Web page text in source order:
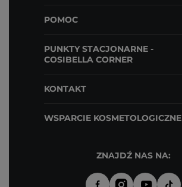
POMOC
PUNKTY STACJONARNE -
COSIBELLA CORNER
KONTAKT
WSPARCIE KOSMETOLOGICZNE
ZNAJDŹ NAS NA: